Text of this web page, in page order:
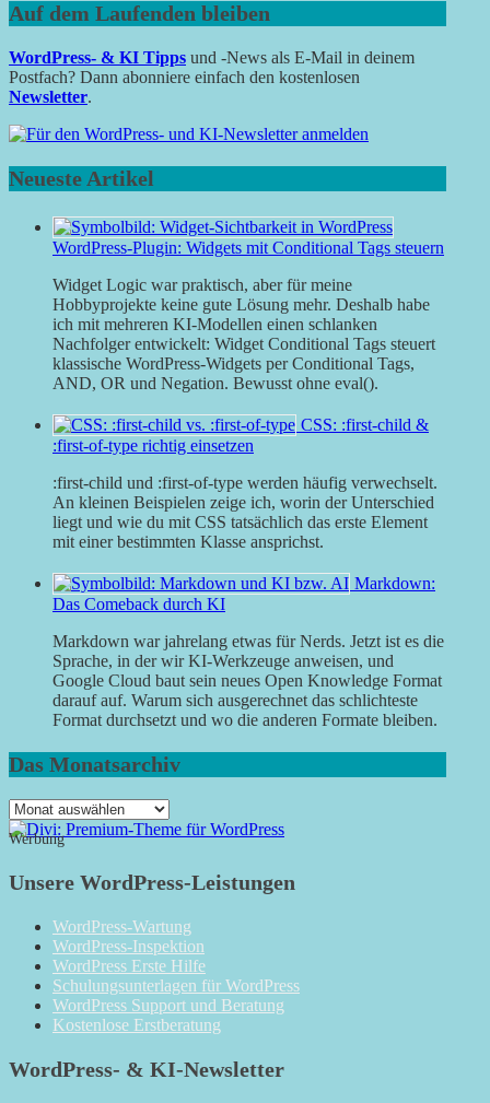
Auf dem Laufenden bleiben
WordPress- & KI Tipps und -News als E-Mail in deinem
Postfach? Dann abonniere einfach den kostenlosen
Newsletter.
Neueste Artikel
WordPress-Plugin: Widgets mit Conditional Tags steuern
Widget Logic war praktisch, aber für meine
Hobbyprojekte keine gute Lösung mehr. Deshalb habe
ich mit mehreren KI-Modellen einen schlanken
Nachfolger entwickelt: Widget Conditional Tags steuert
klassische WordPress-Widgets per Conditional Tags,
AND, OR und Negation. Bewusst ohne eval().
CSS: :first-child &
:first-of-type richtig einsetzen
:first-child und :first-of-type werden häufig verwechselt.
An kleinen Beispielen zeige ich, worin der Unterschied
liegt und wie du mit CSS tatsächlich das erste Element
mit einer bestimmten Klasse ansprichst.
Markdown:
Das Comeback durch KI
Markdown war jahrelang etwas für Nerds. Jetzt ist es die
Sprache, in der wir KI-Werkzeuge anweisen, und
Google Cloud baut sein neues Open Knowledge Format
darauf auf. Warum sich ausgerechnet das schlichteste
Format durchsetzt und wo die anderen Formate bleiben.
Das Monatsarchiv
Das
Monatsarchiv
Werbung
Unsere WordPress-Leistungen
WordPress-Wartung
WordPress-Inspektion
WordPress Erste Hilfe
Schulungsunterlagen für WordPress
WordPress Support und Beratung
Kostenlose Erstberatung
WordPress- & KI-Newsletter